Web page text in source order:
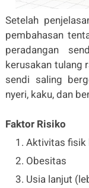
Setelah
pembahasan
peradangan
kerusakan tulang
sendi saling
nyeri, kaku, dan
Faktor Risiko
Aktivitas fisik
Obesitas
Usia lanjut